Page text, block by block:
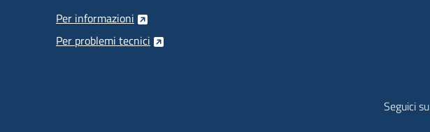
Per informazioni
Per problemi tecnici
Seguici su